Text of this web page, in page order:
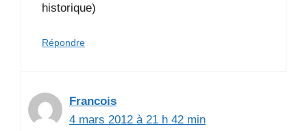
historique)
Répondre
Francois
4 mars 2012 à 21 h 42 min